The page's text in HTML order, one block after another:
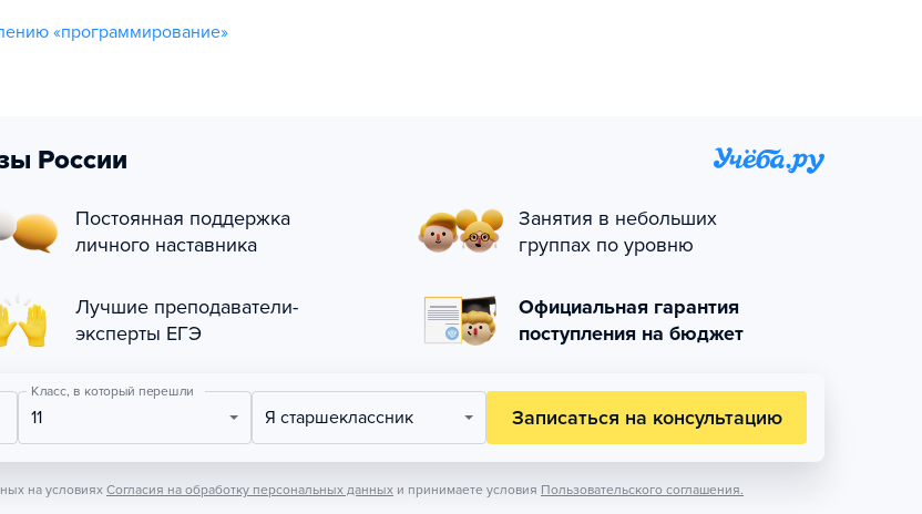
«программирование»
России
Постоянная поддержка
личного наставника
Занятия в небольших
группах по уровню
Лучшие преподаватели-
эксперты ЕГЭ
Официальная гарантия
поступления на бюджет
Класс, в который перешли
11 Я старшеклассник Записаться на консультацию
на условиях Согласия на обработку персональных данных и принимаете условия Пользовательского соглашения.